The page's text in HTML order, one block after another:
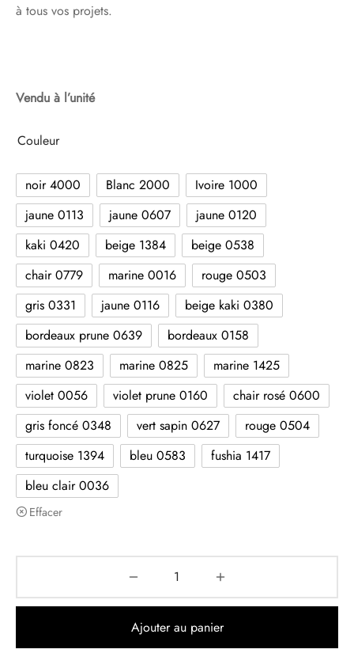
à tous vos projets.
Vendu à l’unité
Couleur
noir 4000 Blanc 2000
Ivoire 1000
jaune 0113
jaune 0607
jaune 0120
kaki 0420
beige 1384
beige 0538
chair 0779
marine 0016
rouge 0503
gris 0331
jaune 0116
beige kaki 0380
bordeaux prune 0639
bordeaux 0158
marine 0823
marine 0825
marine 1425
violet 0056
violet prune 0160
chair rosé 0600
gris foncé 0348
vert sapin 0627
rouge 0504
turquoise 1394
bleu 0583
fushia 1417
bleu clair 0036
Effacer
Ajouter au panier